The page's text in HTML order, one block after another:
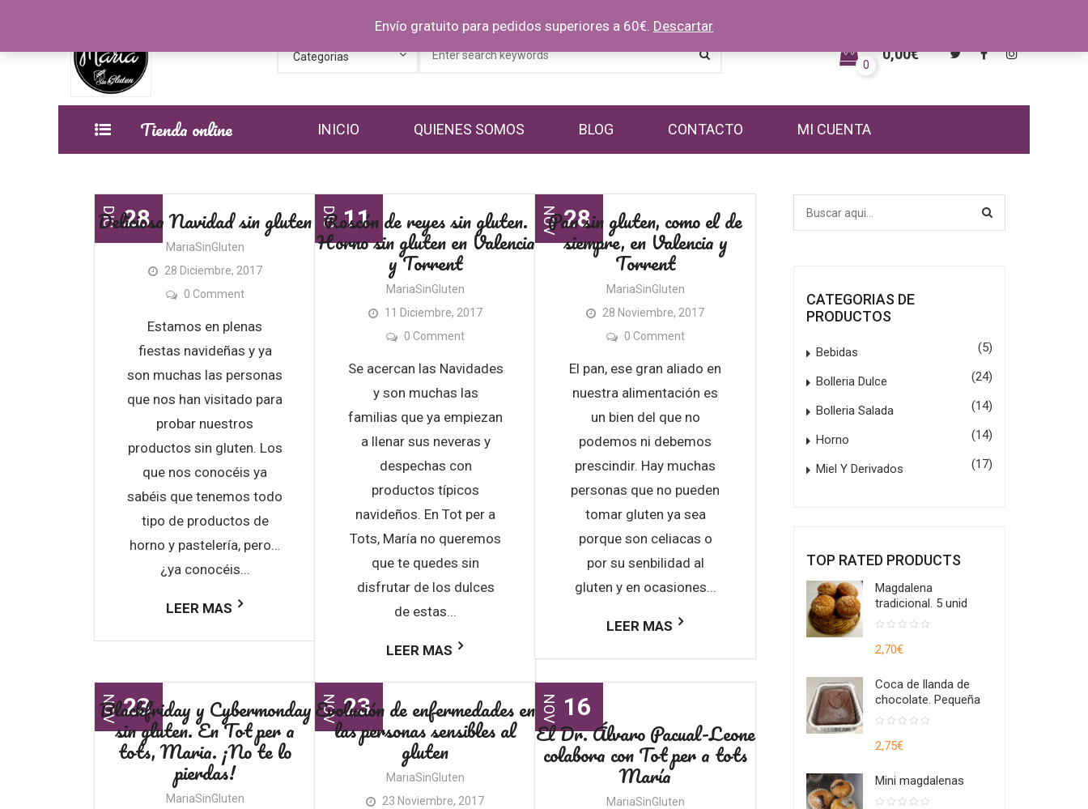
Categorias
0
0,00€
Tienda online INICIO QUIENES SOMOS BLOG CONTACTO MI CUENTA
28
DIC
Deliciosa Navidad sin gluten
MariaSinGluten
28 Diciembre, 2017
0 Comment
Estamos en plenas
fiestas navideñas y ya
son muchas las personas
que nos han visitado para
probar nuestros
productos sin gluten. Los
que nos conocéis ya
sabéis que tenemos todo
tipo de productos de
horno y pastelería, pero…
¿ya conocéis...
LEER MAS
11
DIC
Roscón de reyes sin gluten.
Horno sin gluten en Valencia
y Torrent
MariaSinGluten
11 Diciembre, 2017
0 Comment
Se acercan las Navidades
y son muchas las
familias que ya empiezan
a llenar sus neveras y
despechas con
productos típicos
navideños. En Tot per a
Tots, María no queremos
que te quedes sin
disfrutar de los dulces
de estas...
LEER MAS
28
NOV
Pan sin gluten, como el de
siempre, en Valencia y
Torrent
MariaSinGluten
28 Noviembre, 2017
0 Comment
El pan, ese gran aliado en
nuestra alimentación es
un bien del que no
podemos ni debemos
prescindir. Hay muchas
personas que no pueden
tomar gluten ya sea
porque son celiacas o
por su senbilidad al
gluten y en ocasiones...
LEER MAS
23
NOV
Blackfriday y Cybermonday
sin gluten. En Tot per a
tots, Maria. ¡No te lo
pierdas!
MariaSinGluten
23
NOV
Evolución de enfermedades en
las personas sensibles al
gluten
MariaSinGluten
23 Noviembre, 2017
16
NOV
El Dr. Álvaro Pacual-Leone
colabora con Tot per a tots
María
MariaSinGluten
CATEGORIAS DE
PRODUCTOS
Bebidas (5)
Bolleria Dulce (24)
Bolleria Salada (14)
Horno (14)
Miel Y Derivados (17)
TOP RATED PRODUCTS
Magdalena
tradicional. 5 unid
out
of
2,70€
Coca de llanda de
chocolate. Pequeña
out
of
2,75€
Mini magdalenas
Envío gratuito para pedidos superiores a 60€. Descartar